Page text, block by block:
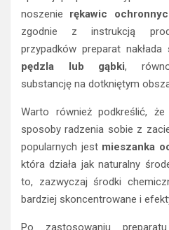
noszenie rękawic
zgodnie z instrukcją
przypadków preparat
pędzla lub gąbki,
substancję na dotkniętym
Warto również podkreślić,
sposoby radzenia sobie z
popularnych jest mieszanka
która działa jak naturalny
to, zazwyczaj środki
bardziej skoncentrowane i
Po zastosowaniu